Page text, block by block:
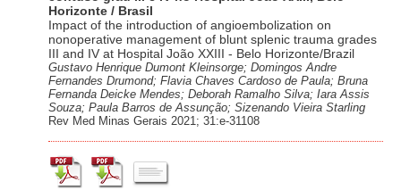
Horizonte / Brasil
Impact of the introduction of angioembolization on
nonoperative management of blunt splenic trauma grades
III and IV at Hospital João XXIII - Belo Horizonte/Brazil
Gustavo Henrique Dumont Kleinsorge; Domingos Andre
Fernandes Drumond; Flavia Chaves Cardoso de Paula; Bruna
Fernanda Deicke Mendes; Deborah Ramalho Silva; Iara Assis
Souza; Paula Barros de Assunção; Sizenando Vieira Starling
Rev Med Minas Gerais 2021; 31:e-31108